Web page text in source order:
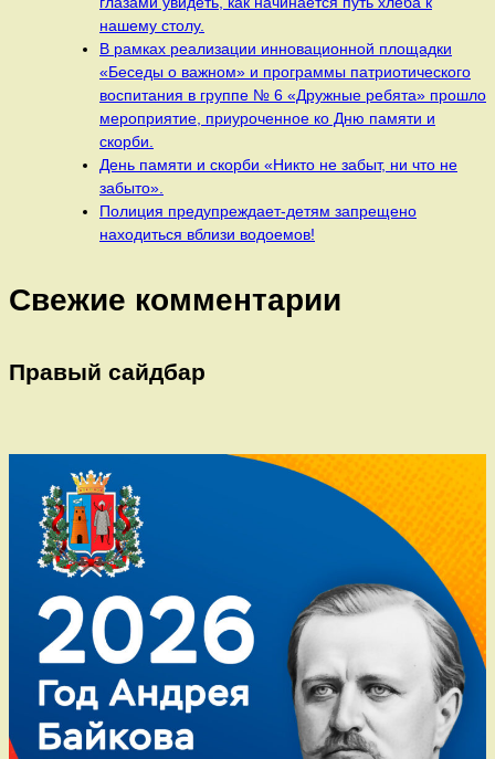
нашему столу.
В рамках реализации инновационной площадки
«Беседы о важном» и программы патриотического
воспитания в группе № 6 «Дружные ребята» прошло
мероприятие, приуроченное ко Дню памяти и
скорби.
День памяти и скорби «Никто не забыт, ни что не
забыто».
Полиция предупреждает-детям запрещено
находиться вблизи водоемов!
Свежие комментарии
Правый сайдбар